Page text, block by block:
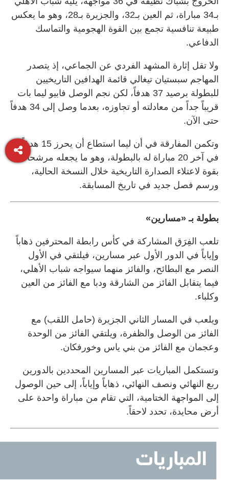
بـ34 مباراة، ثم العين بـ32، والجزيرة بـ28، وهو ما يعكس
طبيعة تنافسية تجمع بين القوة الهجومية والتماسك
الدفاعي.
ولا تقل إثارة المشهد الفردي عن الجماعي، إذ يتصدر
المهاجم سبستيان تيغالي قائمة الهدافين التاريخيين
للبطولة برصيد 37 هدفاً، لكن نجم الوصل فابيو ليما بات
قريباً جداً من معادلته أو تجاوزه، بعدما وصل إلى 34 هدفاً
حتى الآن.
وتكمن المفارقة في أن ليما استطاع أن يحرز 15 هدفاً
في آخر 20 مباراة له بالبطولة، وهو ما يجعله مرشحاً
بقوة لاعتلاء الصدارة التاريخية خلال النسخة الحالية،
ورسم فصل جديد في تاريخ المسابقة.
بطولة بـ «مسارين»
تلعب الفِرَق المشاركة في كأس رابطة المحترفين ذهاباً
وإياباً في الدور الأول عبر مسارين، فيلتقي في الأول
النصر مع البطائح، والفائز منهما سيواجه شباب الأهلي،
فيما يتقابل الفائز من الشارقة ودبا مع الفائز من العين
وكلباء.
ويلعب في المسار الثاني الجزيرة (حامل اللقب) مع
الفائز من الوصل والظفرة، ويلتقي الفائز من الوحدة
وعجمان مع الفائز من بني ياس وخورفكان.
وتستكمل المباريات عبر المسارين المحددين بالدورين
ربع النهائي ونصف النهائي، ذهاباً وإياباً، إلى حين الوصول
إلى المواجهة الختامية، التي تقام من مباراة واحدة على
أرض محايدة، تحدد لاحقاً.